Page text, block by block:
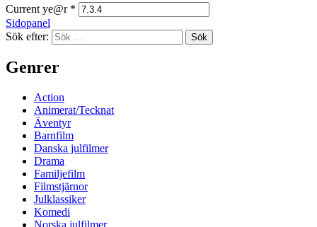
Current ye@r *
Sidopanel
Sök efter:
Genrer
Action
Animerat/Tecknat
Äventyr
Barnfilm
Danska julfilmer
Drama
Familjefilm
Filmstjärnor
Julklassiker
Komedi